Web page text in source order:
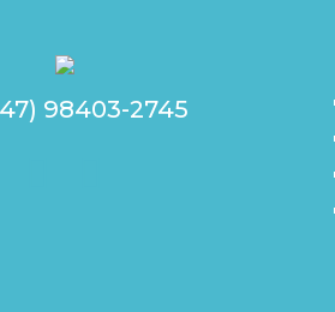
98403-2745